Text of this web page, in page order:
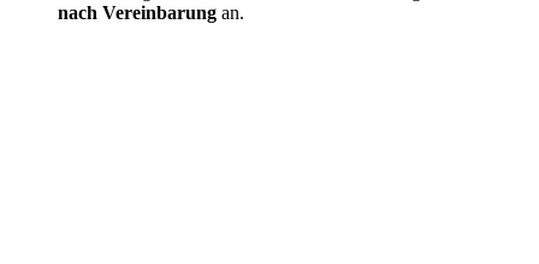
nach Vereinbarung an.